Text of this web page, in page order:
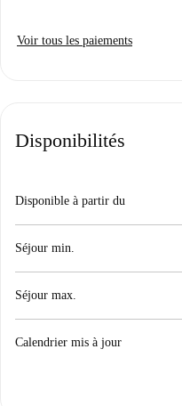
Voir tous les paiements
Disponibilités
Disponible à partir du
Séjour min.
Séjour max.
Calendrier mis à jour